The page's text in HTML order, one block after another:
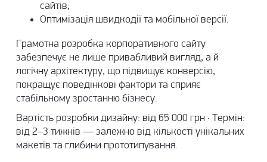
сайтів;
Оптимізація швидкодії та мобільної версії.
Грамотна розробка корпоративного сайту
забезпечує не лише привабливий вигляд, а й
логічну архітектуру, що підвищує конверсію,
покращує поведінкові фактори та сприяє
стабільному зростанню бізнесу.
Вартість розробки дизайну: від 65 000 грн · Термін:
від 2–3 тижнів — залежно від кількості унікальних
макетів та глибини прототипування.